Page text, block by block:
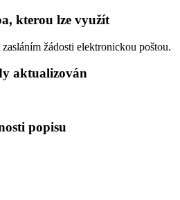
kterou lze využít
žádosti elektronickou poštou.
aktualizován
popisu